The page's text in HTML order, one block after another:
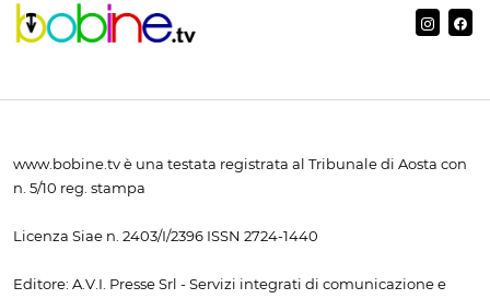
www.bobine.tv è una testata registrata al Tribunale di Aosta con
n. 5/10 reg. stampa
Licenza Siae n. 2403/I/2396 ISSN 2724-1440
Editore: A.V.I. Presse Srl - Servizi integrati di comunicazione e